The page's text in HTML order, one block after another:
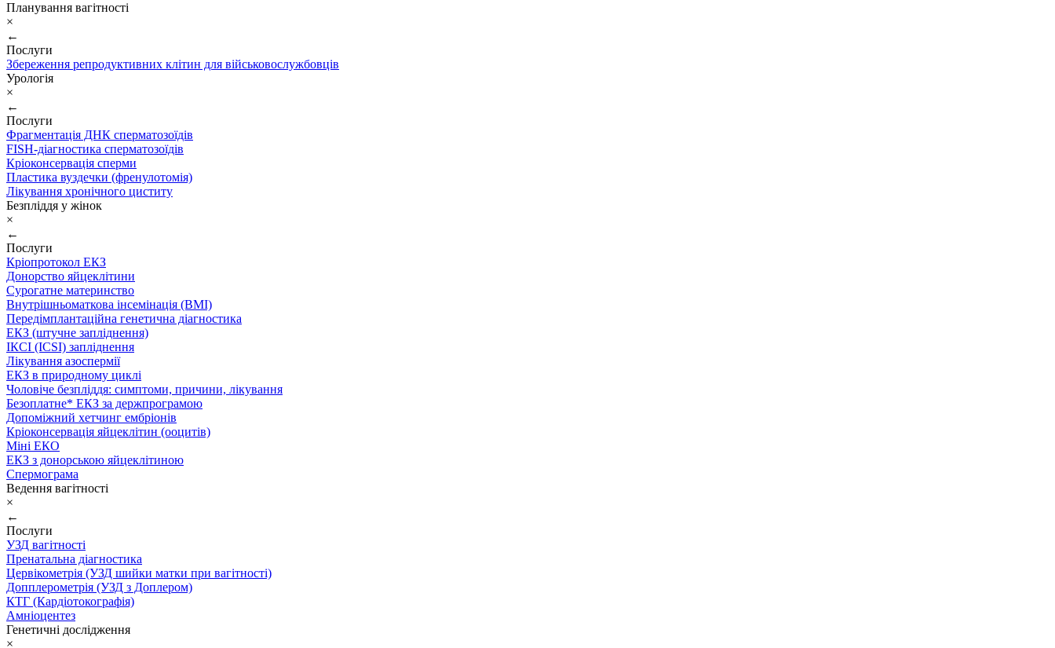
Планування вагітності
×
←
Послуги
Збереження репродуктивних клітин для військовослужбовців
Урологія
×
←
Послуги
Фрагментація ДНК сперматозоїдів
FISH-діагностика сперматозоїдів
Кріоконсервація сперми
Пластика вуздечки (френулотомія)
Лікування хронічного циститу
Безпліддя у жінок
×
←
Послуги
Кріопротокол ЕКЗ
Донорство яйцеклітини
Сурогатне материнство
Внутрішньоматкова інсемінація (ВМІ)
Передімплантаційна генетична діагностика
ЕКЗ (штучне запліднення)
ІКСІ (ICSI) запліднення
Лікування азоспермії
ЕКЗ в природному циклі
Чоловіче безпліддя: симптоми, причини, лікування
Безоплатне* ЕКЗ за держпрограмою
Допоміжний хетчинг ембріонів
Кріоконсервація яйцеклітин (ооцитів)
Міні ЕКО
ЕКЗ з донорською яйцеклітиною
Спермограма
Ведення вагітності
×
←
Послуги
УЗД вагітності
Пренатальна діагностика
Цервікометрія (УЗД шийки матки при вагітності)
Допплерометрія (УЗД з Доплером)
КТГ (Кардіотокографія)
Амніоцентез
Генетичні дослідження
×